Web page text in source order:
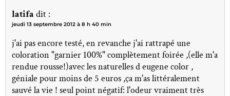
latifa dit :
jeudi 13 septembre 2012 à 8 h 40 min
j'ai pas encore testé, en revanche j'ai rattrapé une
coloration "garnier 100%" complètement foirée ,(elle m'a
rendue rousse!)avec les naturelles d eugene color ,
géniale pour moins de 5 euros ,ça m'as littéralement
sauvé la vie ! seul point négatif: l'odeur vraiment très